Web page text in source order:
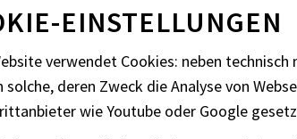
mehr die englischen/französischen
unter fia.com abrufbar sind.
EINSTELLUNGEN
verwendet Cookies: neben
solche, deren Zweck die Analyse von
wie Youtube oder Google